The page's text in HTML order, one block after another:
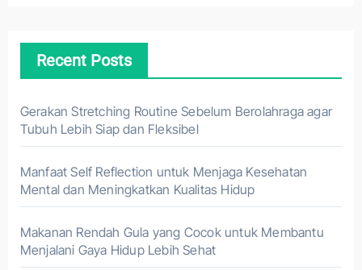
Recent Posts
Gerakan Stretching Routine Sebelum Berolahraga agar
Tubuh Lebih Siap dan Fleksibel
Manfaat Self Reflection untuk Menjaga Kesehatan
Mental dan Meningkatkan Kualitas Hidup
Makanan Rendah Gula yang Cocok untuk Membantu
Menjalani Gaya Hidup Lebih Sehat